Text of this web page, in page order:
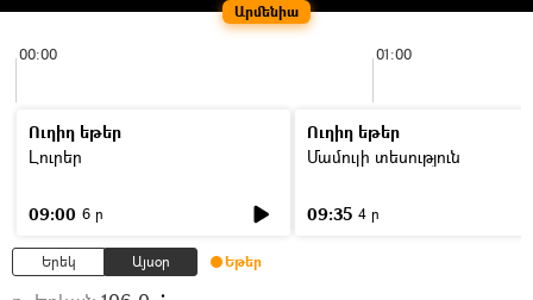
Արմենիա
00:00 01:00
Ուղիղ եթեր
Լուրեր
09:00 6 ր
Ուղիղ եթեր
Մամուլի տեսություն
09:35 4 ր
Երեկ Այսօր Եթեր